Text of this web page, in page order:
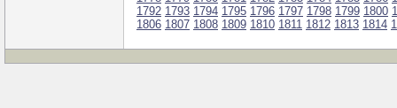
1792 1793 1794 1795 1796 1797 1798 1799 1800
1806 1807 1808 1809 1810 1811 1812 1813 1814